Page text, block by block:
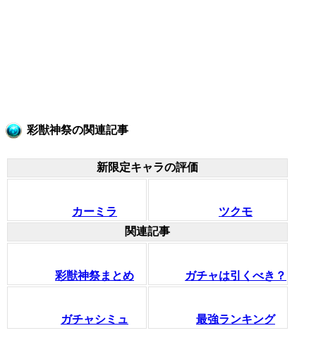
彩獣神祭の関連記事
新限定キャラの評価
カーミラ
ツクモ
関連記事
彩獣神祭まとめ ガチャは引くべき？
ガチャシミュ 最強ランキング